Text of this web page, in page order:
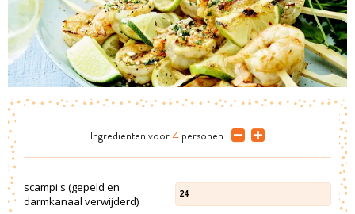
Ingrediënten voor 4 personen
scampi's (gepeld en
darmkanaal verwijderd)
24